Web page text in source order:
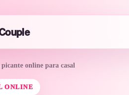
picante online para casal
ONLINE